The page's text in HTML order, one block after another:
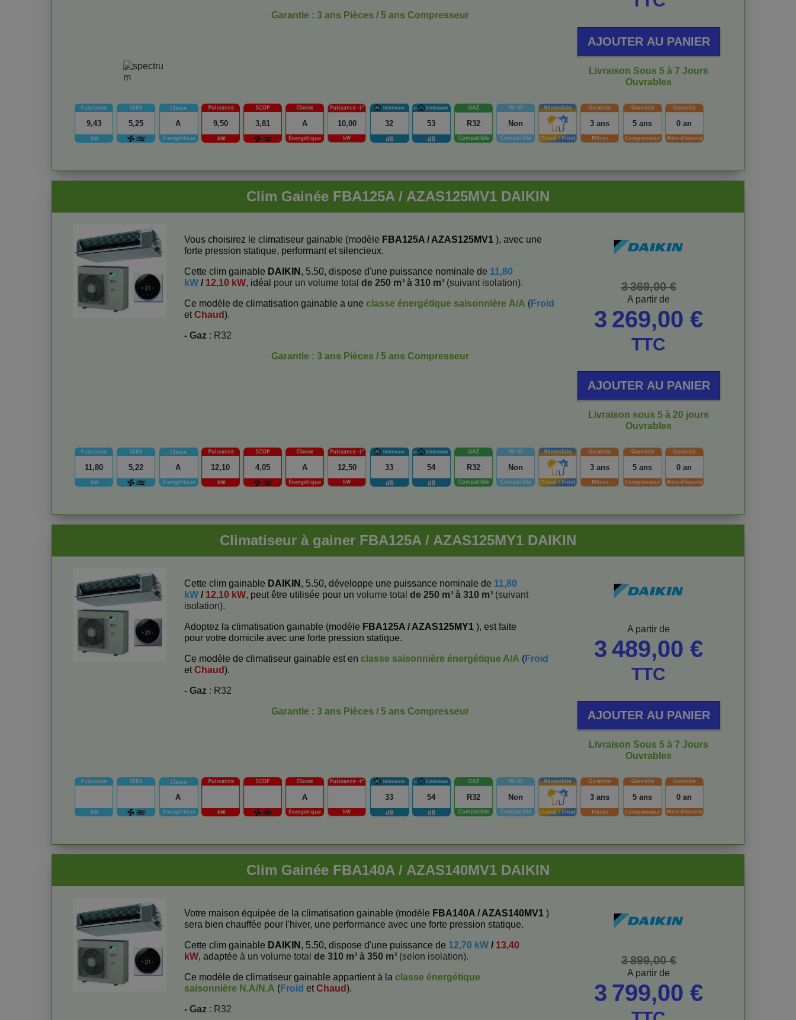
Garantie : 3 ans Pièces / 5 ans Compresseur
AJOUTER AU PANIER
Livraison Sous 5 à 7 Jours
Ouvrables
3 ans 5 ans 0 an
9,43 9,50 10,00
5,25 A 3,81 A Non
32 53 R32
Clim Gainée FBA125A / AZAS125MV1 DAIKIN
Vous choisirez le climatiseur gainable (modèle FBA125A / AZAS125MV1 ), avec une
forte pression statique, performant et silencieux.
Cette clim gainable DAIKIN , 5.50, dispose d'une puissance nominale de 11,80
kW / 12,10 kW, idéal pour un volume total de 250 m³ à 310 m³ (suivant isolation).
Ce modèle de climatisation gainable a une classe énergétique saisonnière A/A (Froid
et Chaud).
- Gaz : R32
Garantie : 3 ans Pièces / 5 ans Compresseur
Prix de base3 369,00 €
A partir de
3 269,00 €
TTC
AJOUTER AU PANIER
Livraison sous 5 à 20 jours
Ouvrables
3 ans 5 ans 0 an
11,80 12,10 12,50
5,22 A 4,05 A Non
33 54 R32
Climatiseur à gainer FBA125A / AZAS125MY1 DAIKIN
Cette clim gainable DAIKIN , 5.50, développe une puissance nominale de 11,80
kW / 12,10 kW, peut être utilisée pour un volume total de 250 m³ à 310 m³ (suivant
isolation).
Adoptez la climatisation gainable (modèle FBA125A / AZAS125MY1 ), est faite
pour votre domicile avec une forte pression statique.
Ce modèle de climatiseur gainable est en classe saisonnière énergétique A/A (Froid
et Chaud).
- Gaz : R32
Garantie : 3 ans Pièces / 5 ans Compresseur
A partir de
3 489,00 €
TTC
AJOUTER AU PANIER
Livraison Sous 5 à 7 Jours
Ouvrables
3 ans 5 ans 0 an
A A Non
33 54 R32
Clim Gainée FBA140A / AZAS140MV1 DAIKIN
Votre maison équipée de la climatisation gainable (modèle FBA140A / AZAS140MV1 )
sera bien chauffée pour l'hiver, une performance avec une forte pression statique.
Cette clim gainable DAIKIN , 5.50, dispose d'une puissance de 12,70 kW / 13,40
kW, adaptée à un volume total de 310 m³ à 350 m³ (selon isolation).
Ce modèle de climatiseur gainable appartient à la classe énergétique
saisonnière N.A/N.A (Froid et Chaud).
- Gaz : R32
Prix de base3 899,00 €
A partir de
3 799,00 €